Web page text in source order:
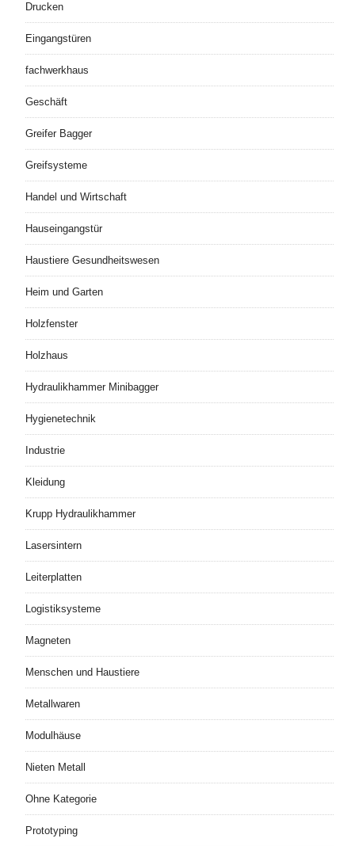
Drucken
Eingangstüren
fachwerkhaus
Geschäft
Greifer Bagger
Greifsysteme
Handel und Wirtschaft
Hauseingangstür
Haustiere Gesundheitswesen
Heim und Garten
Holzfenster
Holzhaus
Hydraulikhammer Minibagger
Hygienetechnik
Industrie
Kleidung
Krupp Hydraulikhammer
Lasersintern
Leiterplatten
Logistiksysteme
Magneten
Menschen und Haustiere
Metallwaren
Modulhäuse
Nieten Metall
Ohne Kategorie
Prototyping